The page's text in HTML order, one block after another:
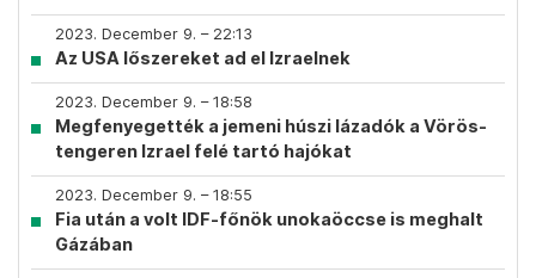
2023. December 9. – 22:13
Az USA lőszereket ad el Izraelnek
2023. December 9. – 18:58
Megfenyegették a jemeni húszi lázadók a Vörös-
tengeren Izrael felé tartó hajókat
2023. December 9. – 18:55
Fia után a volt IDF-főnök unokaöccse is meghalt
Gázában